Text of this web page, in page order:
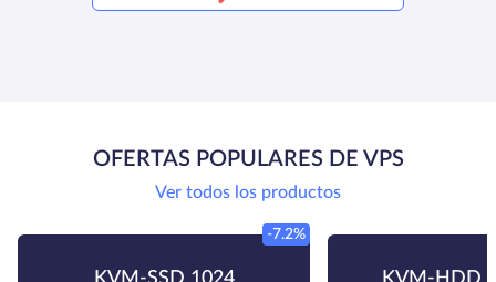
OFERTAS POPULARES DE VPS
Ver todos los productos
-7.2%